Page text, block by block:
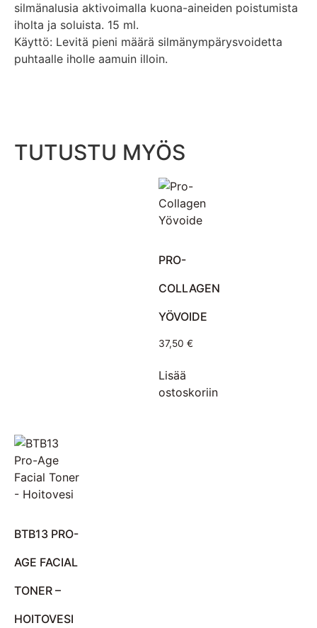
silmänalusia aktivoimalla kuona-aineiden poistumista
iholta ja soluista. 15 ml.
Käyttö: Levitä pieni määrä silmänympärysvoidetta
puhtaalle iholle aamuin illoin.
TUTUSTU MYÖS
PRO-
COLLAGEN
YÖVOIDE
37,50 €
Lisää
ostoskoriin
BTB13 PRO-
AGE FACIAL
TONER –
HOITOVESI